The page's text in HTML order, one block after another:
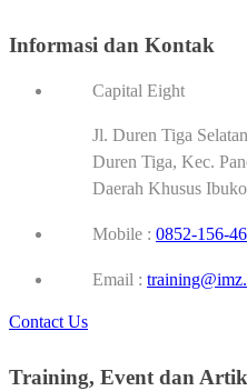
Informasi dan Kontak
Capital Eight
Jl. Duren Tiga
Duren Tiga, Kec.
Daerah Khusus
Mobile : 0852-156-
Email :
Contact Us
Training, Event dan